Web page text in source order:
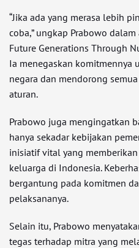
“Jika ada yang merasa lebih
coba,” ungkap Prabowo
Future Generations Through
Ia menegaskan komitmennya
negara dan mendorong
aturan.
Prabowo juga mengingatkan
hanya sekadar kebijakan
inisiatif vital yang
keluarga di Indonesia.
bergantung pada komitmen
pelaksananya.
Selain itu, Prabowo
tegas terhadap mitra yang